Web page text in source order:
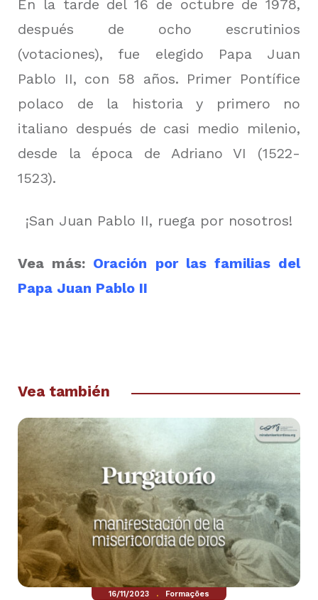
En la tarde del 16 de octubre de 1978,
después de ocho escrutinios
(votaciones), fue elegido Papa Juan
Pablo II, con 58 años. Primer Pontífice
polaco de la historia y primero no
italiano después de casi medio milenio,
desde la época de Adriano VI (1522-
1523).
¡San Juan Pablo II, ruega por nosotros!
Vea más: Oración por las familias del
Papa Juan Pablo II
Vea también
16/11/2023 . Formações